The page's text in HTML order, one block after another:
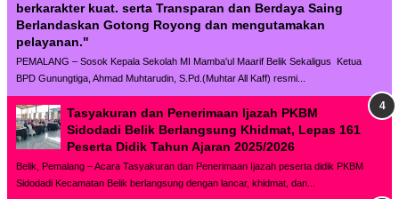
berkarakter kuat. serta Transparan dan Berdaya Saing
Berlandaskan Gotong Royong dan mengutamakan
pelayanan."
PEMALANG – Sosok Kepala Sekolah MI Mamba'ul Maarif Belik Sekaligus Ketua
BPD Gunungtiga, Ahmad Muhtarudin, S.Pd.(Muhtar All Kaff) resmi...
Tasyakuran dan Penerimaan Ijazah PKBM
Sidodadi Belik Berlangsung Khidmat, Lepas 161
Peserta Didik Tahun Ajaran 2025/2026
Belik, Pemalang – Acara Tasyakuran dan Penerimaan Ijazah peserta didik PKBM
Sidodadi Kecamatan Belik berlangsung dengan lancar, khidmat, dan...